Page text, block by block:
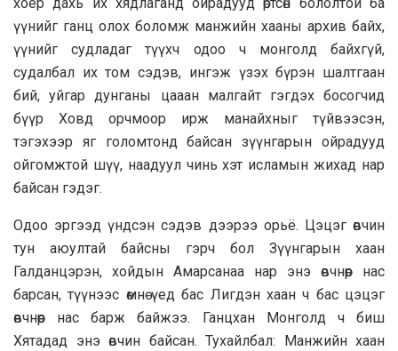
үүнийг ганц олох боломж манжийн хааны архив байх,
үүнийг судладаг түүхч одоо ч монголд байхгүй,
судалбал их том сэдэв, ингэж үзэх бүрэн шалтгаан
бий, уйгар дунганы цааан малгайт гэгдэх босогчид
бүүр Ховд орчмоор ирж манайхныг түйвээсэн,
тэгэхээр яг голомтонд байсан зүүнгарын ойрадууд
ойгомжтой шүү, наадуул чинь хэт исламын жиxaд нар
байсан гэдэг.
Одоо эргээд үндсэн сэдэв дээрээ орьё. Цэцэг өвчин
тун аюултай байсны гэрч бол Зүүнгарын хаан
Галданцэрэн, хойдын Амарсанаа нар энэ өвчнөөр нас
барсан, түүнээс өмнө үед бас Лигдэн хаан ч бас цэцэг
өвчнөөр нас барж байжээ. Ганцхан Монголд ч биш
Хятадад энэ өвчин байсан. Тухайлбал: Манжийн хаан